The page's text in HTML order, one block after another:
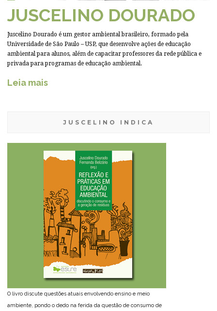
JUSCELINO DOURADO
Juscelino Dourado é um gestor ambiental brasileiro, formado pela
Universidade de São Paulo – USP, que desenvolve ações de educação
ambiental para alunos, além de capacitar professores da rede pública e
privada para programas de educação ambiental.
Leia mais
JUSCELINO INDICA
O livro discute questões atuais envolvendo ensino e meio
ambiente, pondo o dedo na ferida da questão de consumo de